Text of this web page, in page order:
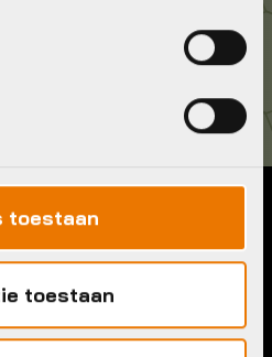
toestaan
toestaan
Menu
Lease a bike
Service pakket